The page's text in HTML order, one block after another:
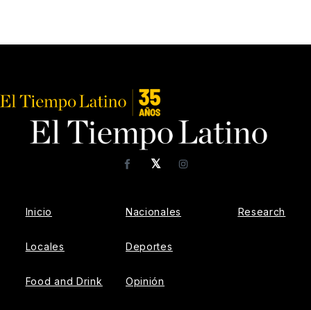
𝕏
FacebookInstagram
Inicio
Locales
Food and Drink
Nacionales
Deportes
Opinión
Research